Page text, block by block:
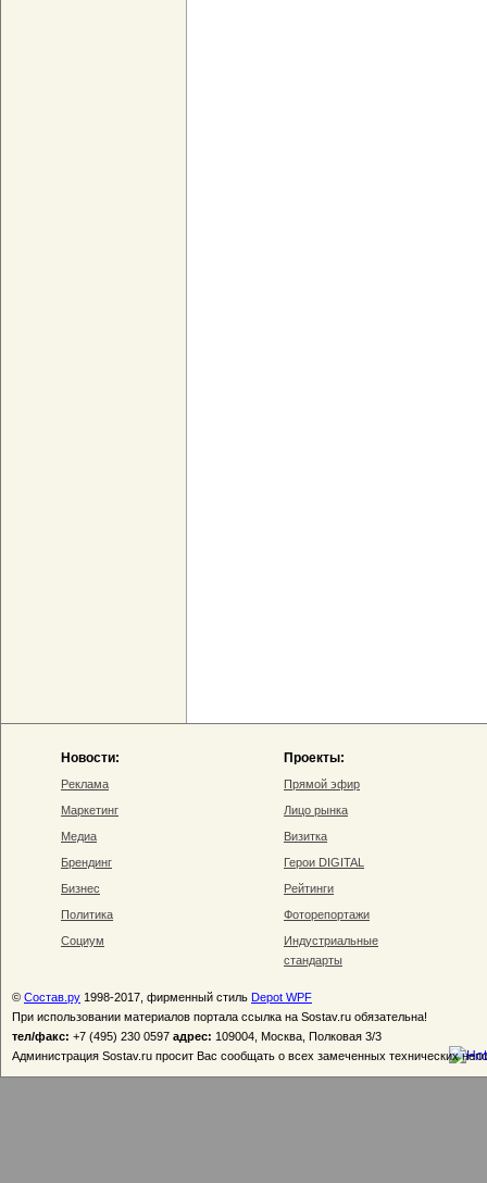
Новости:
Реклама
Маркетинг
Медиа
Брендинг
Бизнес
Политика
Социум
Проекты:
Прямой эфир
Лицо рынка
Визитка
Герои DIGITAL
Рейтинги
Фоторепортажи
Индустриальные
стандарты
© Состав.ру 1998-2017, фирменный стиль Depot WPF
При использовании материалов портала ссылка на Sostav.ru обязательна!
тел/факс: +7 (495) 230 0597 адрес: 109004, Москва, Полковая 3/3
Администрация Sostav.ru просит Вас сообщать о всех замеченных технических